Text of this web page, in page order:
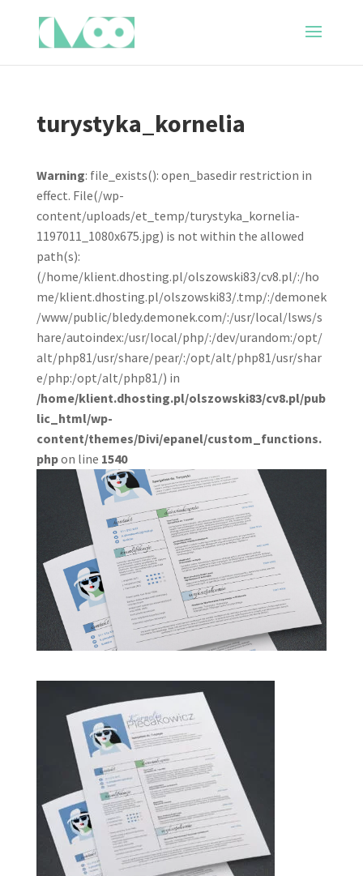
turystyka_kornelia
Warning: file_exists(): open_basedir restriction in
effect. File(/wp-
content/uploads/et_temp/turystyka_kornelia-
1197011_1080x675.jpg) is not within the allowed
path(s):
(/home/klient.dhosting.pl/olszowski83/cv8.pl/:/ho
me/klient.dhosting.pl/olszowski83/.tmp/:/demonek
/www/public/bledy.demonek.com/:/usr/local/lsws/s
hare/autoindex:/usr/local/php/:/dev/urandom:/opt/
alt/php81/usr/share/pear/:/opt/alt/php81/usr/shar
e/php:/opt/alt/php81/) in
/home/klient.dhosting.pl/olszowski83/cv8.pl/pub
lic_html/wp-
content/themes/Divi/epanel/custom_functions.
phpon line 1540